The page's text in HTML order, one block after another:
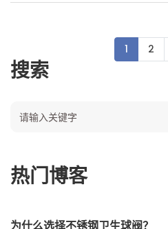
1 2
搜索
热门博客
为什么选择不锈钢卫生球阀？